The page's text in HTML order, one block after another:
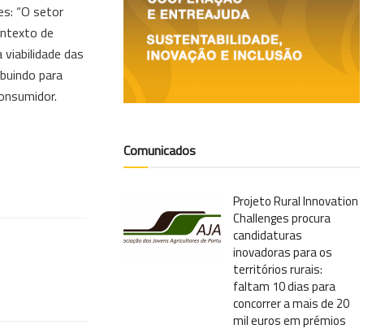
“O setor
de
das
para
Comunicados
Projeto Rural Innovation
Challenges procura
candidaturas
inovadoras para os
territórios rurais:
faltam 10 dias para
concorrer a mais de 20
mil euros em prémios